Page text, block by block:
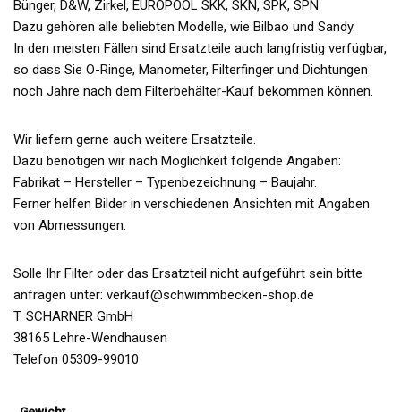
Bünger, D&W, Zirkel, EUROPOOL SKK, SKN, SPK, SPN
Dazu gehören alle beliebten Modelle, wie Bilbao und Sandy.
In den meisten Fällen sind Ersatzteile auch langfristig verfügbar,
so dass Sie O-Ringe, Manometer, Filterfinger und Dichtungen
noch Jahre nach dem Filterbehälter-Kauf bekommen können.
Wir liefern gerne auch weitere Ersatzteile.
Dazu benötigen wir nach Möglichkeit folgende Angaben:
Fabrikat – Hersteller – Typenbezeichnung – Baujahr.
Ferner helfen Bilder in verschiedenen Ansichten mit Angaben
von Abmessungen.
Solle Ihr Filter oder das Ersatzteil nicht aufgeführt sein bitte
anfragen unter: verkauf@schwimmbecken-shop.de
T. SCHARNER GmbH
38165 Lehre-Wendhausen
Telefon 05309-99010